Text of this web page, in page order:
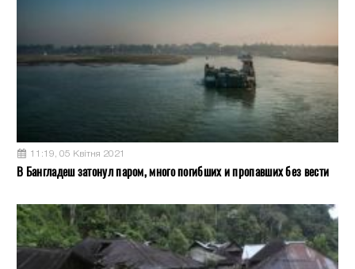
11:19, 05 Квітня 2021
В Бангладеш затонул паром, много погибших и пропавших без вести